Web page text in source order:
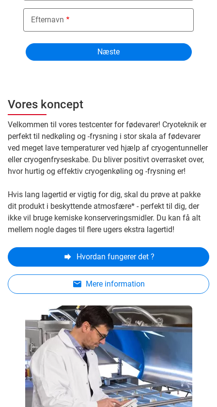
Vores koncept
Velkommen til vores testcenter for fødevarer! Cryoteknik er
perfekt til nedkøling og -frysning i stor skala af fødevarer
ved meget lave temperaturer ved hjælp af cryogentunneller
eller cryogenfryseskabe. Du bliver positivt overrasket over,
hvor hurtig og effektiv cryogenkøling og -frysning er!
Hvis lang lagertid er vigtig for dig, skal du prøve at pakke
dit produkt i beskyttende atmosfære* - perfekt til dig, der
ikke vil bruge kemiske konserveringsmidler. Du kan få alt
mellem nogle dages til flere ugers ekstra lagertid!
Hvordan fungerer det ?
Mere information
Efternavn